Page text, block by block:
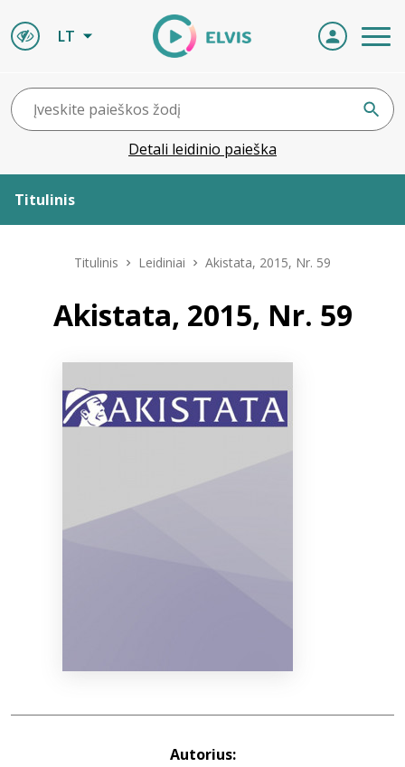
LT
Detali leidinio paieška
Titulinis
Leidiniai
Naujienos
Titulinis Leidiniai Akistata, 2015, Nr. 59
Akistata, 2015, Nr. 59
Autorius: